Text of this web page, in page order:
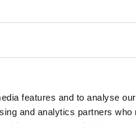
features and to analyse
and analytics partners
fotografie.
Ook